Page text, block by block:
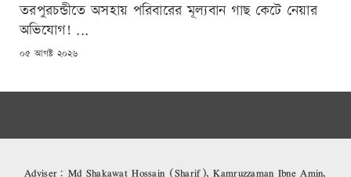
তরপুরচন্ডীতে অসহায় পরিবারের মূল্যবান গাছ কেটে নেয়ার
অভিযোগ! ...
POSTED
০৫ আগষ্ট ২০২৬
Adviser: Md Shakawat Hossain (Sharif), Kamruzzaman Ibne Amin,